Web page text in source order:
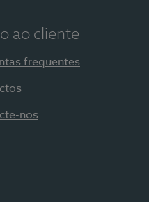
ao cliente
frequentes
nos